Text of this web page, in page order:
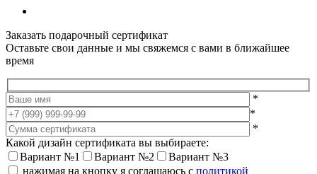
Заказать подарочный сертификат
Оставьте свои данные и мы свяжемся с вами в ближайшее
время
*
*
*
Какой дизайн сертификата вы выбираете:
Вариант №1
Вариант №2
Вариант №3
нажимая на кнопку я соглашаюсь с политикой